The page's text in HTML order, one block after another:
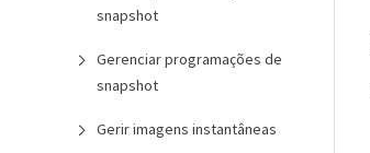
snapshot
Gerenciar programações de
snapshot
Gerir imagens instantâneas